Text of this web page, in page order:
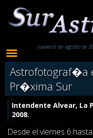
Jueves 6 de agosto de
Astrofotograf�a
Pr�xima Sur
Intendente Alvear, La
2008.
Desde el viernes 6